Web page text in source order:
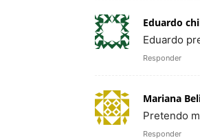
Eduardo
Eduardo
Responder
Mariana
Pretendo
Responder